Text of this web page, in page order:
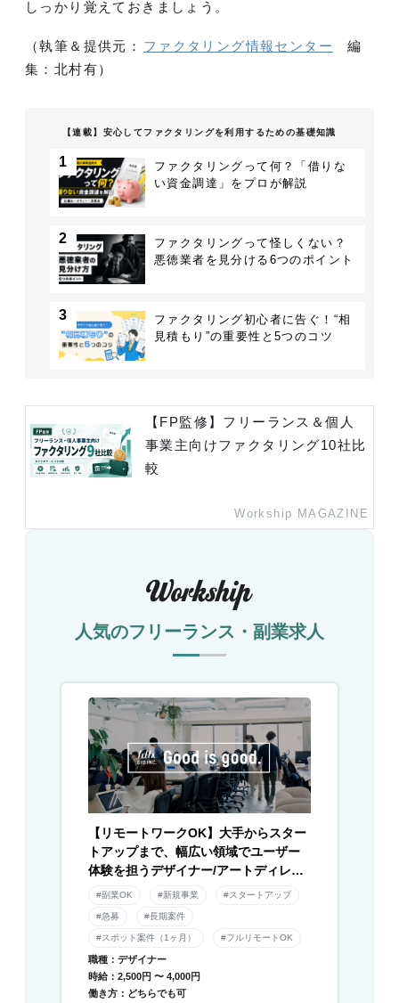
しっかり覚えておきましょう。
（執筆＆提供元： ファクタリング情報センター
編
集：北村有）
【連載】安心してファクタリングを利用するための基礎知識
1
ファクタリングって何？「借りな
い資金調達」をプロが解説
2
ファクタリングって怪しくない？
悪徳業者を見分ける6つのポイント
3
ファクタリング初心者に告ぐ！“相
見積もり”の重要性と5つのコツ
【FP監修】フリーランス＆個人
事業主向けファクタリング10社比
較
Workship MAGAZINE
人気のフリーランス・副業求人
【リモートワークOK】大手からスター
トアップまで、幅広い領域でユーザー
体験を担うデザイナー/アートディレク
ター募集！
#副業OK #新規事業 #スタートアップ
#急募 #長期案件
#スポット案件（1ヶ月） #フルリモートOK
職種：デザイナー
時給：2,500円 〜 4,000円
働き方：どちらでも可